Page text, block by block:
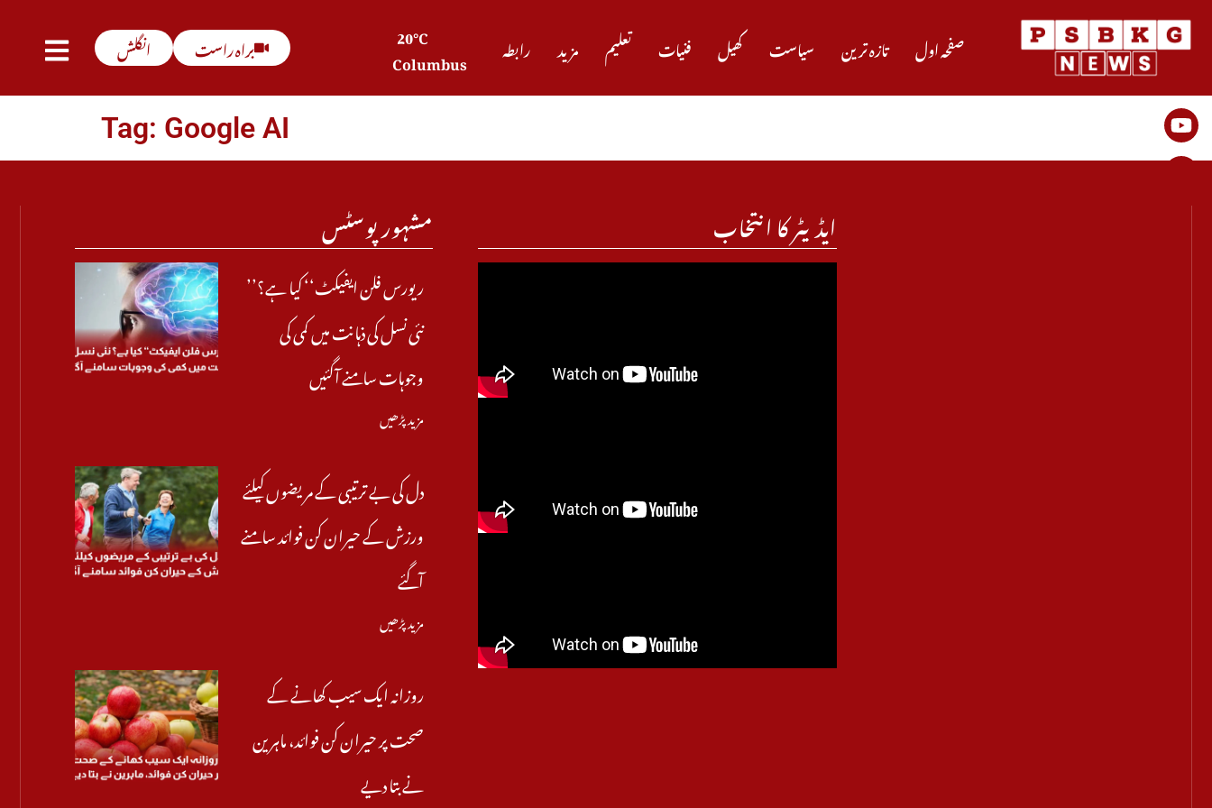
انگلش براہ راست 20°C
Columbus رابطہ مزید تعلیم فنیات کھیل سیاست تازہ ترین صفحہ اول
Tag: Google AI
مشہور پوسٹس
’’ریورس فلن ایفیکٹ‘‘ کیا ہے؟
نئی نسل کی ذہانت میں کمی کی
وجوہات سامنے آگئیں
مزید پڑھیں
دل کی بے ترتیبی کے مریضوں کیلئے
ورزش کے حیران کن فوائد سامنے
آگئے
مزید پڑھیں
روزانہ ایک سیب کھانے کے
صحت پر حیران کن فوائد، ماہرین
نے بتا دیے
ایڈیٹر کا انتخاب